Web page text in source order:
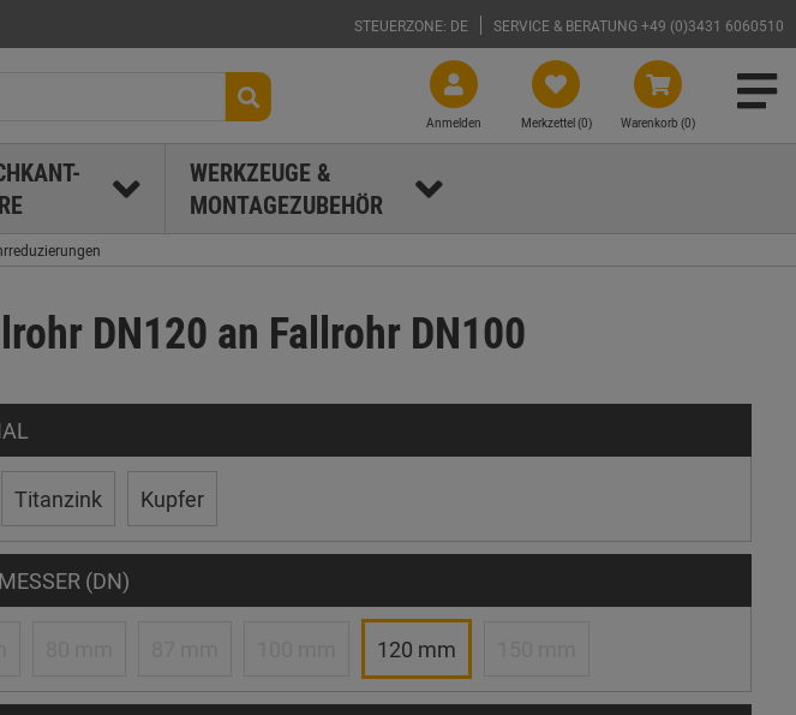
STEUERZONE: DE SERVICE & BERATUNG +49 (0)3431 6060510
Warenkorb (0)
Merkzettel (0)
Anmelden
WERKZEUGE &
MONTAGEZUBEHÖR
DN120 an Fallrohr DN100
Titanzink Kupfer
(DN)
120 mm